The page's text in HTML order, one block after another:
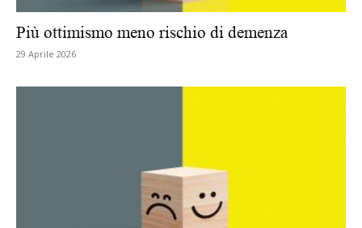
Più ottimismo meno rischio di demenza
29 Aprile 2026